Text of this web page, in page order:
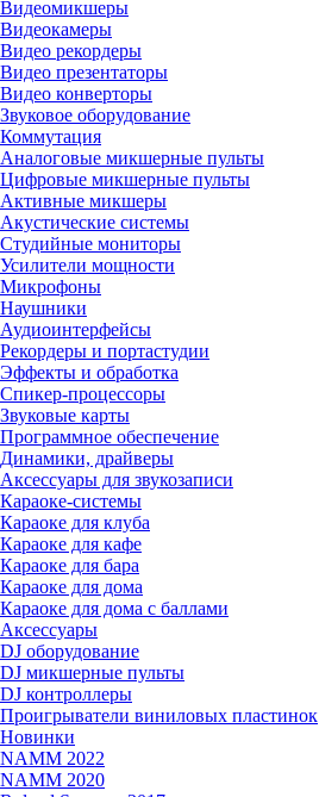
Видеомикшеры
Видеокамеры
Видео рекордеры
Видео презентаторы
Видео конверторы
Звуковое оборудование
Коммутация
Аналоговые микшерные пульты
Цифровые микшерные пульты
Активные микшеры
Акустические системы
Студийные мониторы
Усилители мощности
Микрофоны
Наушники
Аудиоинтерфейсы
Рекордеры и портастудии
Эффекты и обработка
Спикер-процессоры
Звуковые карты
Программное обеспечение
Динамики, драйверы
Аксессуары для звукозаписи
Караоке-системы
Караоке для клуба
Караоке для кафе
Караоке для бара
Караоке для дома
Караоке для дома с баллами
Аксессуары
DJ оборудование
DJ микшерные пульты
DJ контроллеры
Проигрыватели виниловых пластинок
Новинки
NAMM 2022
NAMM 2020